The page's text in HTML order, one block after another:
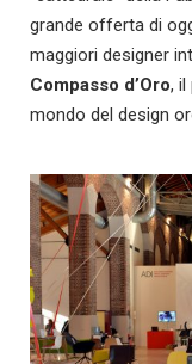
grande offerta di
maggiori designer
Compasso d’Oro, il
mondo del design